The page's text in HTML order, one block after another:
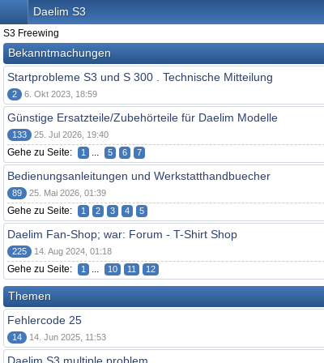
Daelim S3
S3 Freewing
Bekanntmachungen
Startprobleme S3 und S 300 . Technische Mitteilung
2 6. Okt 2023, 18:59
Günstige Ersatzteile/Zubehörteile für Daelim Modelle
133 25. Jul 2026, 19:40
Gehe zu Seite: 1 ... 5 6 7
Bedienungsanleitungen und Werkstatthandbuecher
89 25. Mai 2026, 01:39
Gehe zu Seite: 1 2 3 4 5
Daelim Fan-Shop; war: Forum - T-Shirt Shop
225 14. Aug 2024, 01:18
Gehe zu Seite: 1 ... 10 11 12
Themen
Fehlercode 25
14 14. Jun 2025, 11:53